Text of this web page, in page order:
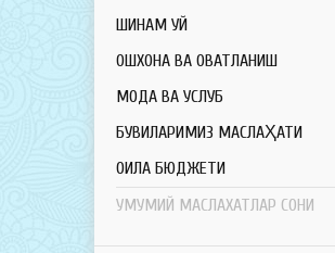
ШИНАМ УЙ
ОШХОНА ВА ОВҚАТЛАНИШ
МОДА ВА УСЛУБ
БУВИЛАРИМИЗ МАСЛАҲАТИ
ОИЛА БЮДЖЕТИ
УМУМИЙ МАСЛАХАТЛАР СОНИ